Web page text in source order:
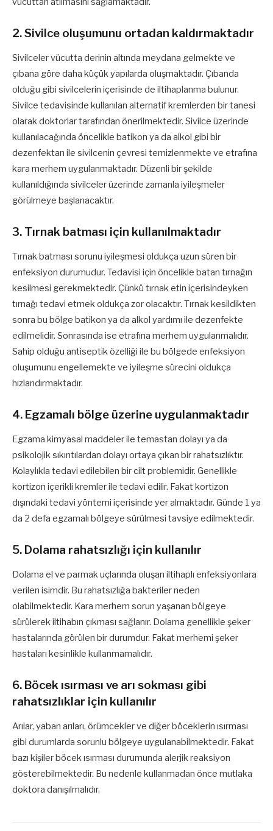
2. Sivilce oluşumunu ortadan kaldırmaktadır
Sivilceler vücutta derinin altında meydana gelmekte ve
çıbana göre daha küçük yapılarda oluşmaktadır. Çıbanda
olduğu gibi sivilcelerin içerisinde de iltihaplanma bulunur.
Sivilce tedavisinde kullanılan alternatif kremlerden bir tanesi
olarak doktorlar tarafından önerilmektedir. Sivilce üzerinde
kullanılacağında öncelikle batikon ya da alkol gibi bir
dezenfektan ile sivilcenin çevresi temizlenmekte ve etrafına
kara merhem uygulanmaktadır. Düzenli bir şekilde
kullanıldığında sivilceler üzerinde zamanla iyileşmeler
görülmeye başlanacaktır.
3. Tırnak batması için kullanılmaktadır
Tırnak batması sorunu iyileşmesi oldukça uzun süren bir
enfeksiyon durumudur. Tedavisi için öncelikle batan tırnağın
kesilmesi gerekmektedir. Çünkü tırnak etin içerisindeyken
tırnağı tedavi etmek oldukça zor olacaktır. Tırnak kesildikten
sonra bu bölge batikon ya da alkol yardımı ile dezenfekte
edilmelidir. Sonrasında ise etrafına merhem uygulanmalıdır.
Sahip olduğu antiseptik özelliği ile bu bölgede enfeksiyon
oluşumunu engellemekte ve iyileşme sürecini oldukça
hızlandırmaktadır.
4. Egzamalı bölge üzerine uygulanmaktadır
Egzama kimyasal maddeler ile temastan dolayı ya da
psikolojik sıkıntılardan dolayı ortaya çıkan bir rahatsızlıktır.
Kolaylıkla tedavi edilebilen bir cilt problemidir. Genellikle
kortizon içerikli kremler ile tedavi edilir. Fakat kortizon
dışındaki tedavi yöntemi içerisinde yer almaktadır. Günde 1 ya
da 2 defa egzamalı bölgeye sürülmesi tavsiye edilmektedir.
5. Dolama rahatsızlığı için kullanılır
Dolama el ve parmak uçlarında oluşan iltihaplı enfeksiyonlara
verilen isimdir. Bu rahatsızlığa bakteriler neden
olabilmektedir. Kara merhem sorun yaşanan bölgeye
sürülerek iltihabın çıkması sağlanır. Dolama genellikle şeker
hastalarında görülen bir durumdur. Fakat merhemi şeker
hastaları kesinlikle kullanmamalıdır.
6. Böcek ısırması ve arı sokması gibi
rahatsızlıklar için kullanılır
Arılar, yaban arıları, örümcekler ve diğer böceklerin ısırması
gibi durumlarda sorunlu bölgeye uygulanabilmektedir. Fakat
bazı kişiler böcek ısırması durumunda alerjik reaksiyon
gösterebilmektedir. Bu nedenle kullanmadan önce mutlaka
doktora danışılmalıdır.